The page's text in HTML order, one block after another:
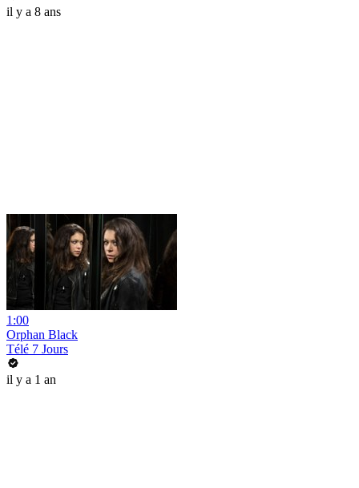
il y a 8 ans
1:00
Orphan Black
Télé 7 Jours
il y a 1 an